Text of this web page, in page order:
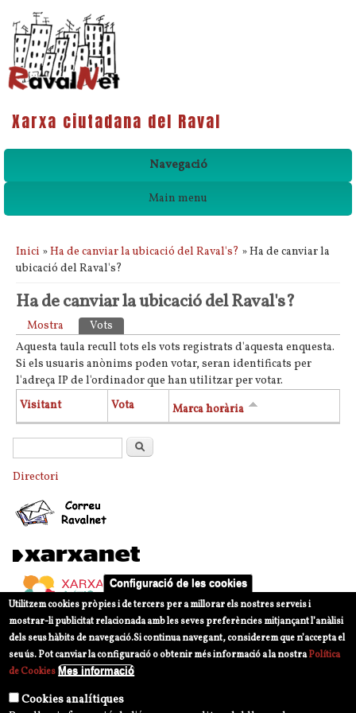
Xarxa ciutadana del Raval
Navegació
Main menu
Esteu aquí
Inici »Ha de canviar la ubicació del Raval's? » Ha de canviar la
ubicació del Raval's?
Ha de canviar la ubicació del Raval's?
Pestanyes primàries
Mostra Vots
Aquesta taula recull tots els vots registrats d'aquesta enquesta.
Si els usuaris anònims poden votar, seran identificats per
l'adreça IP de l'ordinador que han utilitzar per votar.
Visitant
Vota Marca horària
Formulari de cercaCerca
Directori
Configuració de les cookies
Utilitzem cookies pròpies i de tercers per a millorar els nostres serveis i
mostrar-li publicitat relacionada amb les seves preferències mitjançant l’anàlisi
dels seus hàbits de navegació.Si continua navegant, considerem que n’accepta el
seu ús. Pot canviar la configuració o obtenir més informació a la nostraPolítica
de Cookies Mes informació
Cookies analítiques